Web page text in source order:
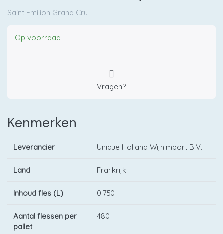
Saint Emilion Grand Cru
Op voorraad
Vragen?
Kenmerken
Leverancier Unique Holland Wijnimport B.V.
Land Frankrijk
Inhoud fles (L) 0.750
Aantal flessen per
pallet
480